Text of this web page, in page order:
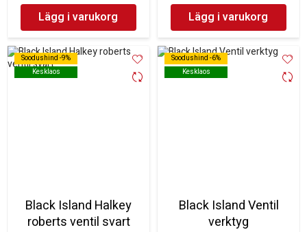
Lägg i varukorg Lägg i varukorg
Soodushind -9%
Kesklaos
Soodushind -9%
Kesklaos
Black Island Halkey
roberts ventil svart
Soodushind -6%
Kesklaos
Soodushind -6%
Kesklaos
Black Island Ventil
verktyg